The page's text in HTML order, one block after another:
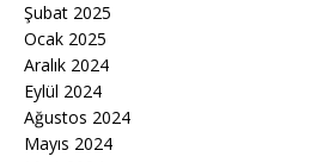
Şubat 2025
Ocak 2025
Aralık 2024
Eylül 2024
Ağustos 2024
Mayıs 2024